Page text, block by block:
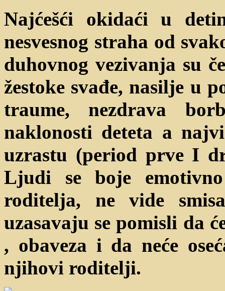
Najćešći okidaći u
nesvesnog straha od
duhovnog vezivanja su
žestoke svađe, nasilje u
traume, nezdrava
naklonosti deteta a
uzrastu (period prve I
Ljudi se boje
roditelja, ne vide
uzasavaju se pomisli da
, obaveza i da neće
njihovi roditelji.